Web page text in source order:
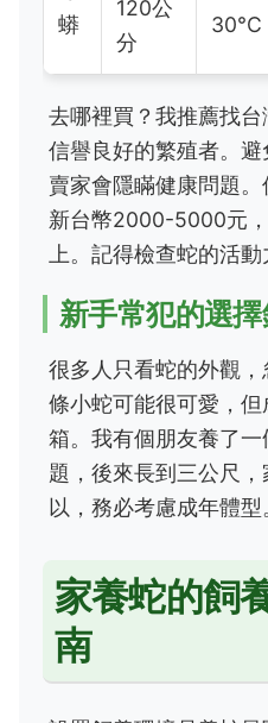
蟒
120公
分
30°C
去哪裡買？我推薦找
信譽良好的繁殖者。
賣家會隱瞞健康問題
新台幣2000-5000元
上。記得檢查蛇的活
新手常犯的選
很多人只看蛇的外觀
條小蛇可能很可愛，
箱。我有個朋友養了
題，後來長到三公尺
以，務必考慮成年體型
家養蛇的飼
南